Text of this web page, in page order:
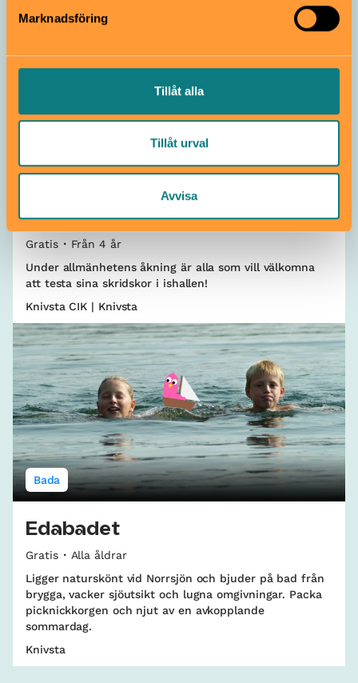
Marknadsföring
Tillåt alla
Tillåt urval
Avvisa
Åk skridskor på CIK – snöra på
er, det kostar inget
Gratis
Från 4 år
Under allmänhetens åkning är alla som vill välkomna
att testa sina skridskor i ishallen!
Knivsta CIK | Knivsta
Bada
Edabadet
Gratis
Alla åldrar
Ligger naturskönt vid Norrsjön och bjuder på bad från
brygga, vacker sjöutsikt och lugna omgivningar. Packa
picknickkorgen och njut av en avkopplande
sommardag.
Knivsta